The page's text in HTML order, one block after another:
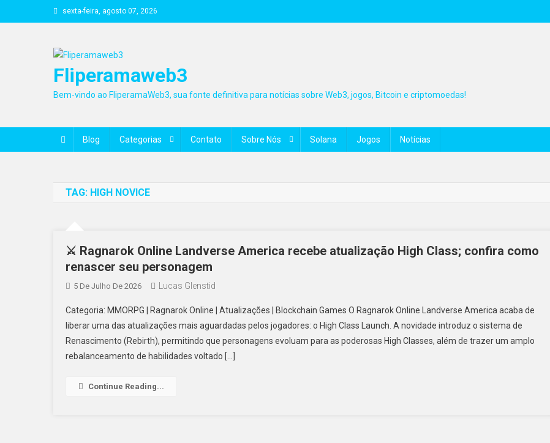
to
sexta-feira, agosto 07, 2026
Fliperamaweb3
Bem-vindo ao FliperamaWeb3, sua fonte definitiva para notícias sobre Web3, jogos, Bitcoin e criptomoedas!
Blog Categorias Contato Sobre Nós Solana Jogos Notícias
TAG: HIGH NOVICE
⚔️ Ragnarok Online Landverse America recebe atualização High Class; confira como
renascer seu personagem
5 De Julho De 2026 Lucas Glenstid
Categoria: MMORPG | Ragnarok Online | Atualizações | Blockchain Games O Ragnarok Online Landverse America acaba de
liberar uma das atualizações mais aguardadas pelos jogadores: o High Class Launch. A novidade introduz o sistema de
Renascimento (Rebirth), permitindo que personagens evoluam para as poderosas High Classes, além de trazer um amplo
rebalanceamento de habilidades voltado […]
Continue Reading...